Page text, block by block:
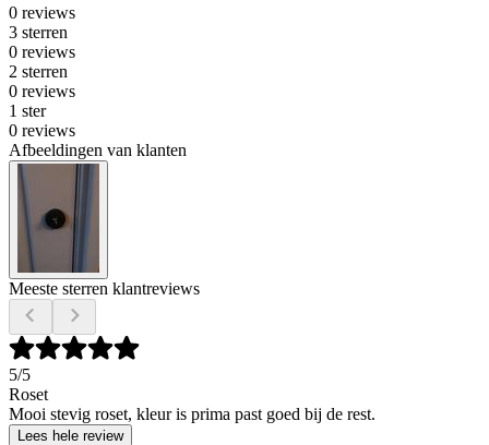
0 reviews
3 sterren
0 reviews
2 sterren
0 reviews
1 ster
0 reviews
Afbeeldingen van klanten
Meeste sterren klantreviews
5/5
Roset
Mooi stevig roset, kleur is prima past goed bij de rest.
Lees hele review